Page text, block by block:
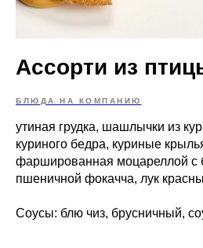
Ассорти из
БЛЮДА НА КОМПАНИЮ
утиная грудка, шашлычки из
куриного бедра, куриные
фаршированная моцареллой с
пшеничной фокачча, лук
Соусы: блю чиз, брусничный,